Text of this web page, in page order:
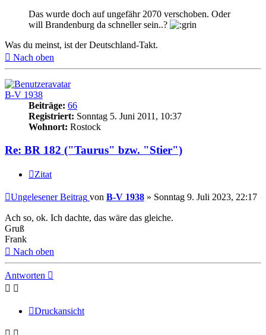
Das wurde doch auf ungefähr 2070 verschoben. Oder
will Brandenburg da schneller sein..?
Was du meinst, ist der Deutschland-Takt.
Nach oben
B-V 1938
Beiträge: 66
Registriert: Sonntag 5. Juni 2011, 10:37
Wohnort: Rostock
Re: BR 182 ("Taurus" bzw. "Stier")
Zitat
Ungelesener Beitrag von B-V 1938 » Sonntag 9. Juli 2023, 22:17
Ach so, ok. Ich dachte, das wäre das gleiche.
Gruß
Frank
Nach oben
Antworten
Druckansicht